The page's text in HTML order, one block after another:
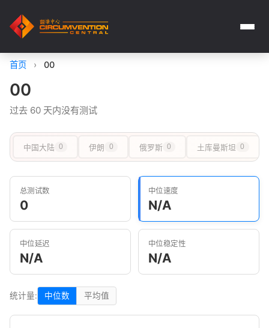
首页 › 00
00
过去 60 天内没有测试
中国大陆 0 伊朗 0 俄罗斯 0 土库曼斯坦 0
总测试数
0
中位速度
N/A
中位延迟
N/A
中位稳定性
N/A
统计量: 中位数 平均值